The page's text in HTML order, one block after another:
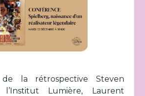
de la rétrospective Steven
Lumière, Laurent